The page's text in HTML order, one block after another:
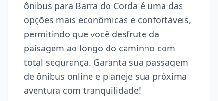
ônibus para Barra do Corda é uma das
opções mais econômicas e confortáveis,
permitindo que você desfrute da
paisagem ao longo do caminho com
total segurança. Garanta sua passagem
de ônibus online e planeje sua próxima
aventura com tranquilidade!